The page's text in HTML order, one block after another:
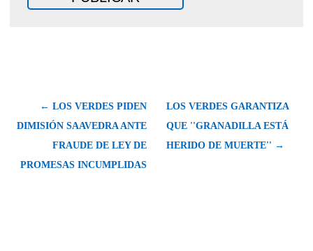
← LOS VERDES PIDEN
DIMISIÓN SAAVEDRA ANTE
FRAUDE DE LEY DE
PROMESAS INCUMPLIDAS
LOS VERDES GARANTIZA
QUE ''GRANADILLA ESTÁ
HERIDO DE MUERTE'' →